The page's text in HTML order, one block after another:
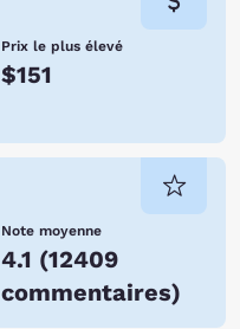
Prix le plus élevé
$151
Note moyenne
4.1 (12409
commentaires)